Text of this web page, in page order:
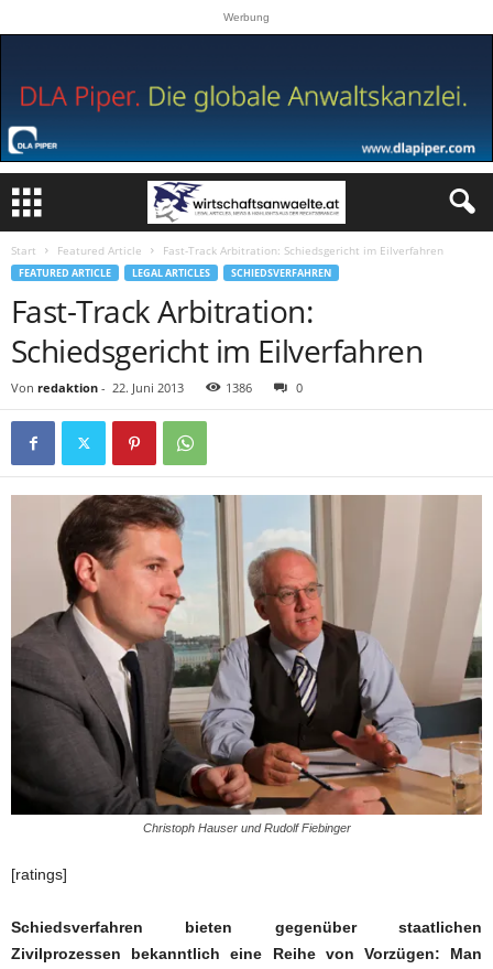
Werbung
Start Featured Article Fast-Track Arbitration: Schiedsgericht im Eilverfahren
FEATURED ARTICLE LEGAL ARTICLES SCHIEDSVERFAHREN
Fast-Track Arbitration:
Schiedsgericht im Eilverfahren
Von redaktion - 22. Juni 2013 1386 0
Christoph Hauser und Rudolf Fiebinger
[ratings]
Schiedsverfahren bieten gegenüber staatlichen
Zivilprozessen bekanntlich eine Reihe von Vorzügen: Man